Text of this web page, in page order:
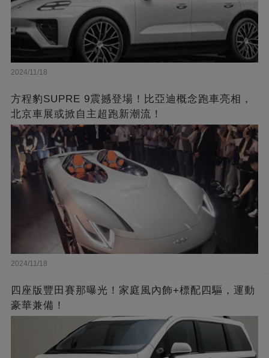
2024/11/18
方程豹SUPRE 9震撼登場！比亞迪概念跑車亮相，
北京車展或掀自主超跑新潮流！
2024/11/18
四座版豐田賽那曝光！家庭風內飾+標配四驅，運動
豪華兼備！